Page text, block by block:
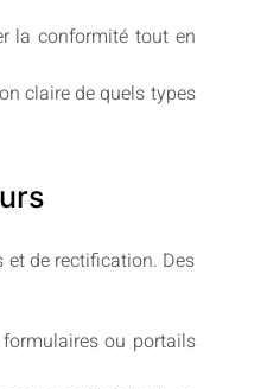
la conformité tout en
claire de quels types
et de rectification. Des
ou portails